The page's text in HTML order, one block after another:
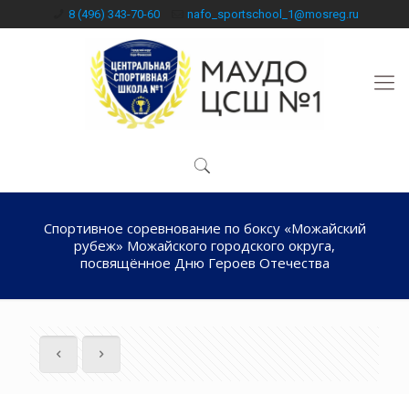
8 (496) 343-70-60 nafo_sportschool_1@mosreg.ru
Спортивное соревнование по боксу «Можайский
рубеж» Можайского городского округа,
посвящённое Дню Героев Отечества